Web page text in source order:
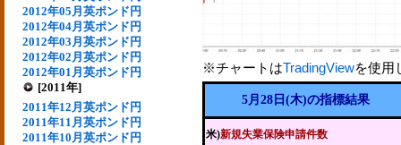
2012年05月英ポンド円
2012年04月英ポンド円
2012年03月英ポンド円
2012年02月英ポンド円
2012年01月英ポンド円
[2011年]
2011年12月英ポンド円
2011年11月英ポンド円
2011年10月英ポンド円
※チャートはTradingViewを使用
5月28日(木)の指標結果
米)新規失業保険申請件数